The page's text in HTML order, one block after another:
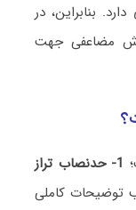
بنابراین، در
مضاعفی جهت
1- حدنصاب تراز
توضیحات کاملی